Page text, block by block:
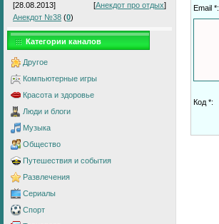
[28.08.2013]
[Анекдот про отдых]
Анекдот №38 (0)
Категории каналов
Другое
Компьютерные игры
Красота и здоровье
Люди и блоги
Музыка
Общество
Путешествия и события
Развлечения
Сериалы
Спорт
Email *:
Код *: